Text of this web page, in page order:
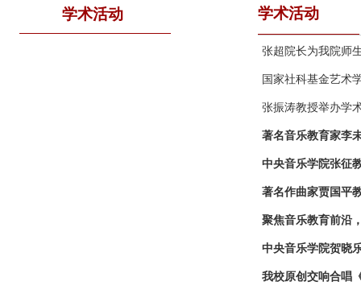
学术活动 学术活动
张超院长为我院师
国家社科基金艺术
张振涛教授举办学
著名音乐教育家李
中央音乐学院张征
著名作曲家贾国平
聚焦音乐教育前沿
中央音乐学院贺晓
我校原创交响合唱